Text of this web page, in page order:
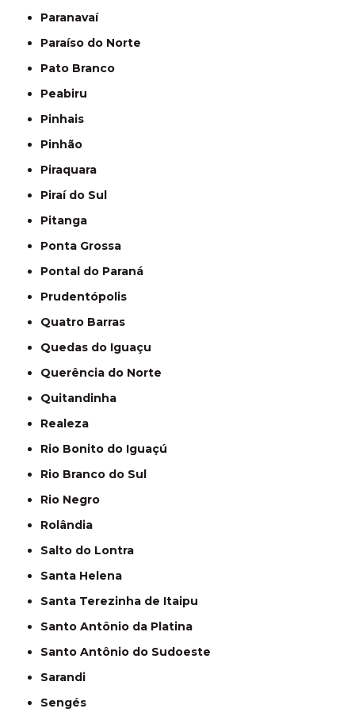
Paranavaí
Paraíso do Norte
Pato Branco
Peabiru
Pinhais
Pinhão
Piraquara
Piraí do Sul
Pitanga
Ponta Grossa
Pontal do Paraná
Prudentópolis
Quatro Barras
Quedas do Iguaçu
Querência do Norte
Quitandinha
Realeza
Rio Bonito do Iguaçú
Rio Branco do Sul
Rio Negro
Rolândia
Salto do Lontra
Santa Helena
Santa Terezinha de Itaipu
Santo Antônio da Platina
Santo Antônio do Sudoeste
Sarandi
Sengés